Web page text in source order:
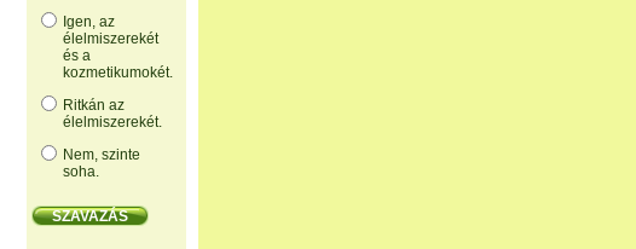
Igen, az
élelmiszerekét
és a
kozmetikumokét.
Ritkán az
élelmiszerekét.
Nem, szinte
soha.